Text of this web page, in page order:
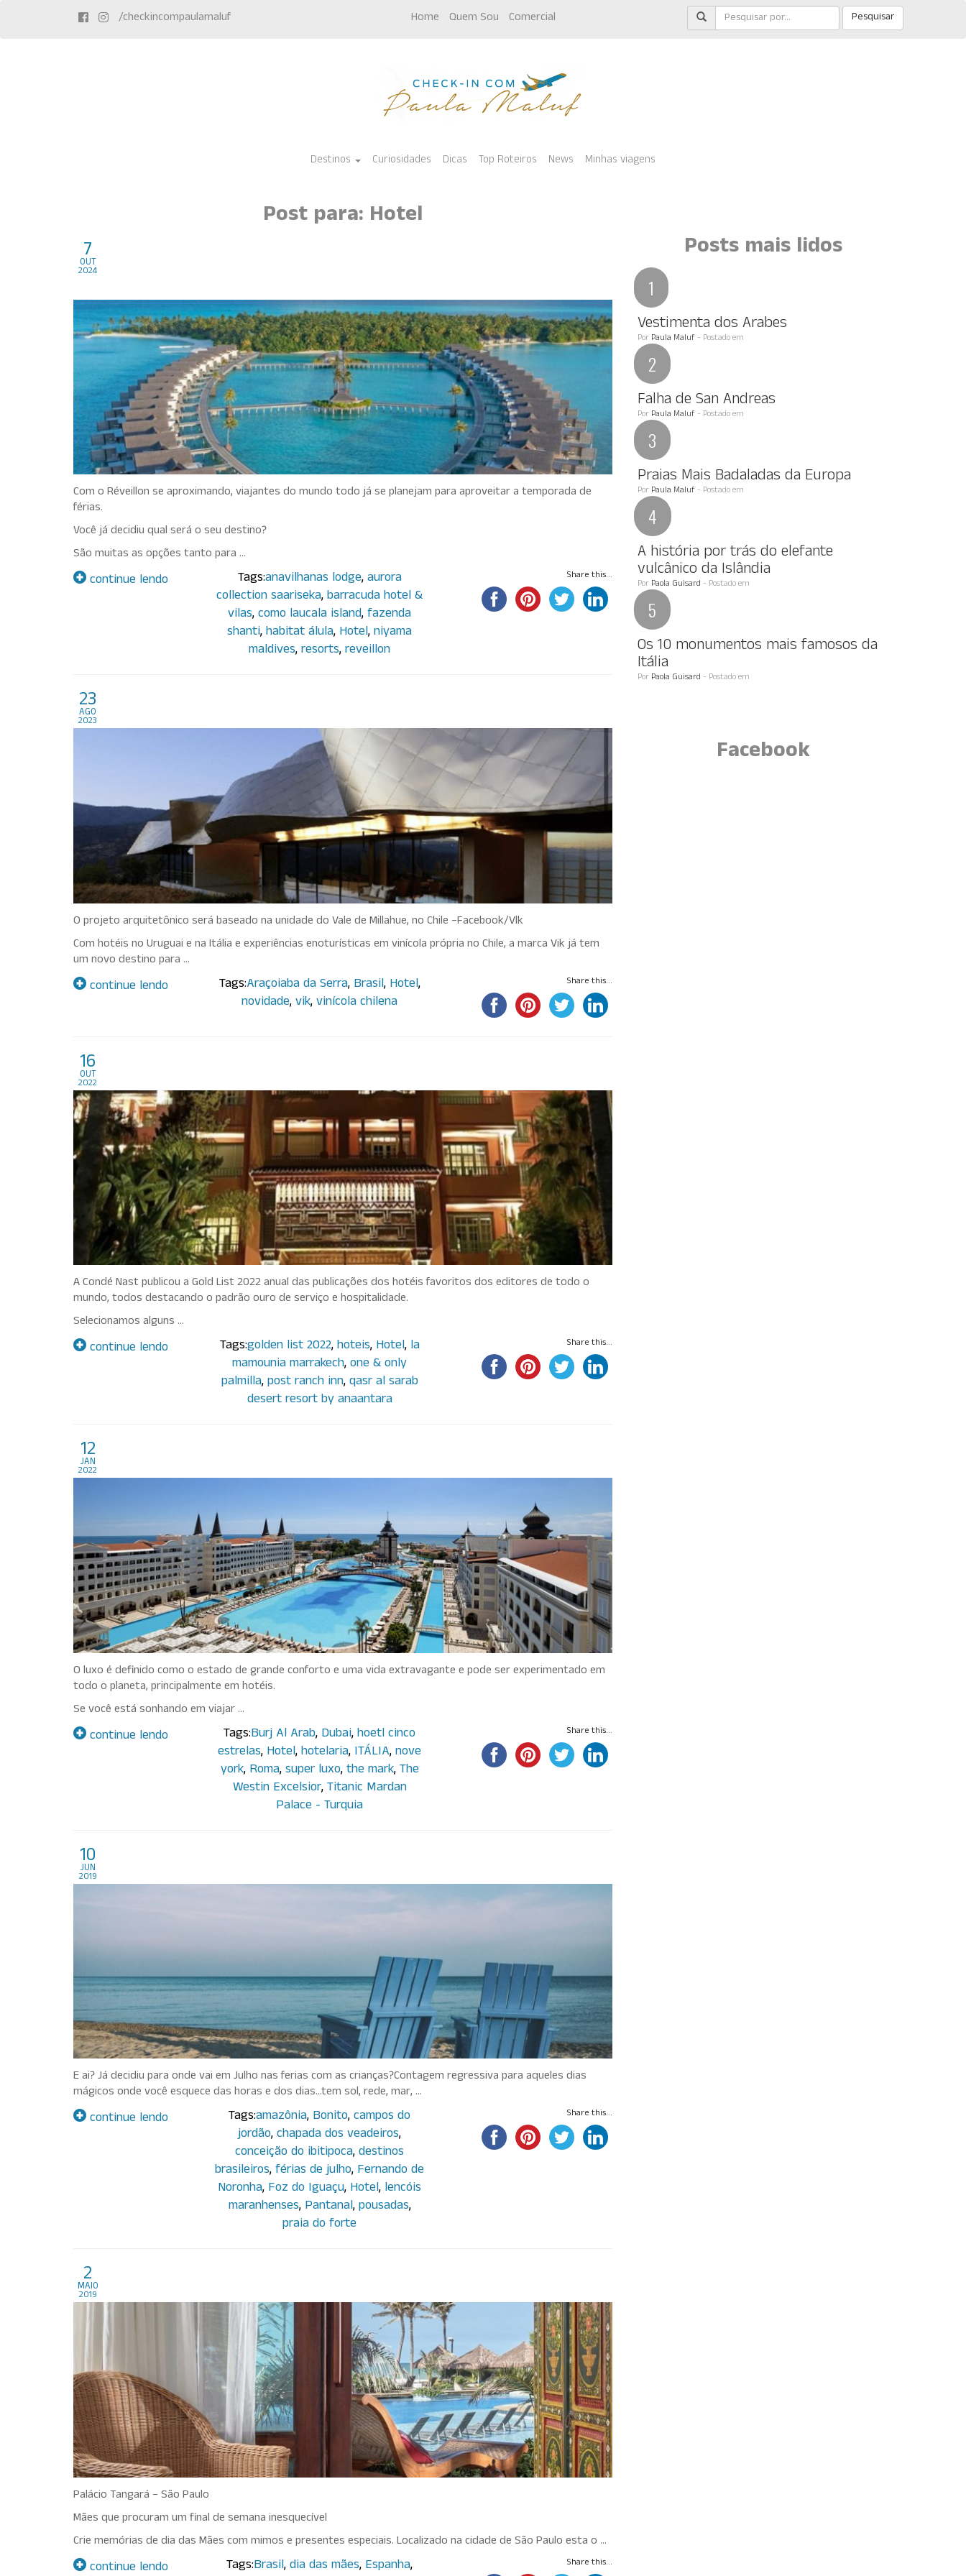
/checkincompaulamaluf Home Quem Sou Comercial Pesquisar
Destinos Curiosidades Dicas Top Roteiros News Minhas viagens
Post para: Hotel
7
out
2024
Com o Réveillon se aproximando, viajantes do mundo todo já se planejam para aproveitar a temporada de
férias.
Você já decidiu qual será o seu destino?
São muitas as opções tanto para …
continue lendo Tags:anavilhanas lodge, aurora
collection saariseka, barracuda hotel &
vilas, como laucala island, fazenda
shanti, habitat álula, Hotel, niyama
maldives, resorts, reveillon
Share this...
23
ago
2023
O projeto arquitetônico será baseado na unidade do Vale de Millahue, no Chile –Facebook/Vlk
Com hotéis no Uruguai e na Itália e experiências enoturísticas em vinícola própria no Chile, a marca Vik já tem
um novo destino para …
continue lendo Tags:Araçoiaba da Serra, Brasil, Hotel,
novidade, vik, vinícola chilena
Share this...
16
out
2022
A Condé Nast publicou a Gold List 2022 anual das publicações dos hotéis favoritos dos editores de todo o
mundo, todos destacando o padrão ouro de serviço e hospitalidade.
Selecionamos alguns …
continue lendo Tags:golden list 2022, hoteis, Hotel, la
mamounia marrakech, one & only
palmilla, post ranch inn, qasr al sarab
desert resort by anaantara
Share this...
12
jan
2022
O luxo é definido como o estado de grande conforto e uma vida extravagante e pode ser experimentado em
todo o planeta, principalmente em hotéis.
Se você está sonhando em viajar …
continue lendo Tags:Burj Al Arab, Dubai, hoetl cinco
estrelas, Hotel, hotelaria, ITÁLIA, nove
york, Roma, super luxo, the mark, The
Westin Excelsior, Titanic Mardan
Palace - Turquia
Share this...
10
jun
2019
E ai? Já decidiu para onde vai em Julho nas ferias com as crianças?Contagem regressiva para aqueles dias
mágicos onde você esquece das horas e dos dias…tem sol, rede, mar, …
continue lendo Tags:amazônia, Bonito, campos do
jordão, chapada dos veadeiros,
conceição do ibitipoca, destinos
brasileiros, férias de julho, Fernando de
Noronha, Foz do Iguaçu, Hotel, lencóis
maranhenses, Pantanal, pousadas,
praia do forte
Share this...
2
maio
2019
Palácio Tangará – São Paulo
Mães que procuram um final de semana inesquecível
Crie memórias de dia das Mães com mimos e presentes especiais. Localizado na cidade de São Paulo esta o …
continue lendo Tags:Brasil, dia das mães, Espanha,
Share this...
Posts mais lidos
Vestimenta dos Arabes
Por Paula Maluf - Postado em
Falha de San Andreas
Por Paula Maluf - Postado em
Praias Mais Badaladas da Europa
Por Paula Maluf - Postado em
A história por trás do elefante
vulcânico da Islândia
Por Paola Guisard - Postado em
Os 10 monumentos mais famosos da
Itália
Por Paola Guisard - Postado em
Facebook